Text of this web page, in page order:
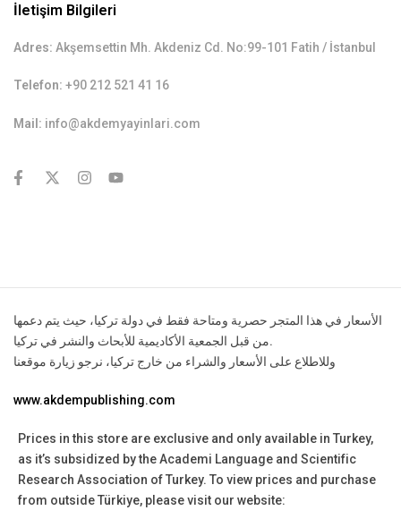
İletişim Bilgileri
Adres: Akşemsettin Mh. Akdeniz Cd. No:99-101 Fatih / İstanbul
Telefon: +90 212 521 41 16
Mail: info@akdemyayinlari.com
الأسعار في هذا المتجر حصرية ومتاحة فقط في دولة تركيا، حيث يتم دعمها
من قبل الجمعية الأكاديمية للأبحاث والنشر في تركيا.
وللاطلاع على الأسعار والشراء من خارج تركيا، نرجو زيارة موقعنا
www.akdempublishing.com
Prices in this store are exclusive and only available in Turkey,
as it’s subsidized by the Academi Language and Scientific
Research Association of Turkey. To view prices and purchase
from outside Türkiye, please visit our website: